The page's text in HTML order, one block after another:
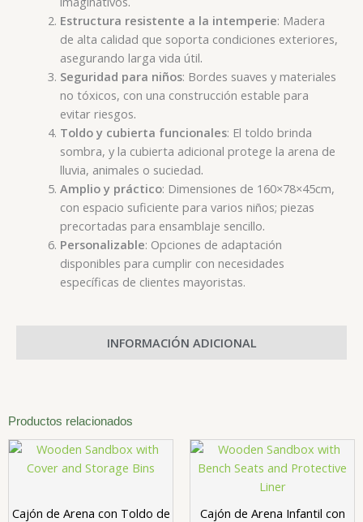
INFORMACIÓN ADICIONAL
Estructura resistente a la intemperie: Madera
de alta calidad que soporta condiciones exteriores,
asegurando larga vida útil.
Seguridad para niños: Bordes suaves y materiales
no tóxicos, con una construcción estable para
evitar riesgos.
Toldo y cubierta funcionales: El toldo brinda
sombra, y la cubierta adicional protege la arena de
lluvia, animales o suciedad.
Amplio y práctico: Dimensiones de 160×78×45cm,
con espacio suficiente para varios niños; piezas
precortadas para ensamblaje sencillo.
Personalizable: Opciones de adaptación
disponibles para cumplir con necesidades
específicas de clientes mayoristas.
Productos relacionados
Cajón de Arena con Toldo de
Cajón de Arena Infantil con